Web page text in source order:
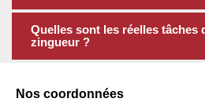
Quelles sont les réelles tâches
zingueur ?
Nos coordonnées